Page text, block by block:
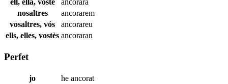
ell, ella, vostè
ancorarà
nosaltres
ancorarem
vosaltres, vós
ancorareu
ells, elles, vostès ancoraran
Perfet
jo he ancorat